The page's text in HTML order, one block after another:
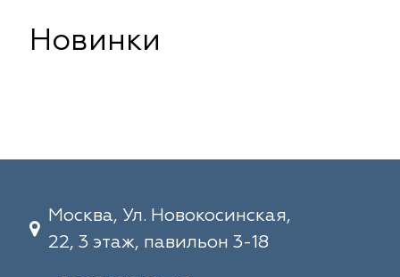
Новинки
Москва, Ул. Новокосинская,
22, 3 этаж, павильон 3-18